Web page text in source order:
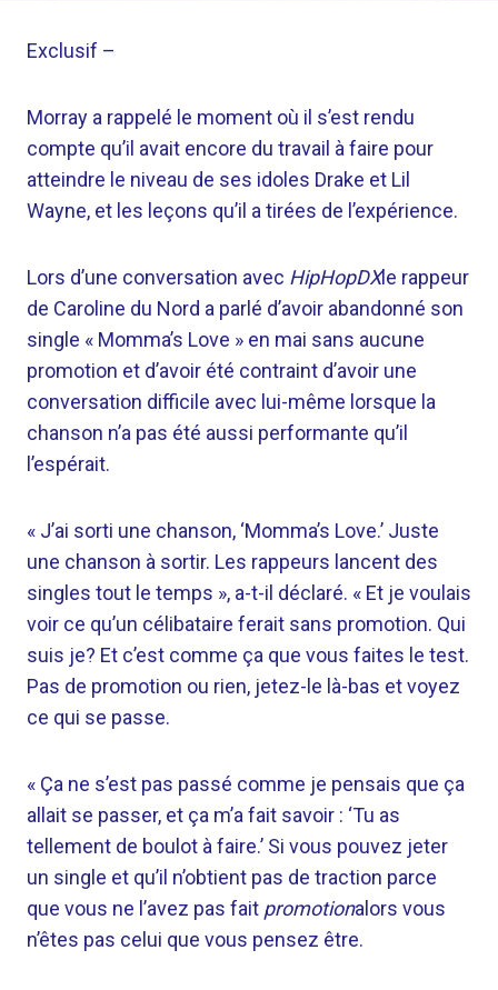
Exclusif –
Morray a rappelé le moment où il s’est rendu
compte qu’il avait encore du travail à faire pour
atteindre le niveau de ses idoles Drake et Lil
Wayne, et les leçons qu’il a tirées de l’expérience.
Lors d’une conversation avec HipHopDXle rappeur
de Caroline du Nord a parlé d’avoir abandonné son
single « Momma’s Love » en mai sans aucune
promotion et d’avoir été contraint d’avoir une
conversation difficile avec lui-même lorsque la
chanson n’a pas été aussi performante qu’il
l’espérait.
« J’ai sorti une chanson, ‘Momma’s Love.’ Juste
une chanson à sortir. Les rappeurs lancent des
singles tout le temps », a-t-il déclaré. « Et je voulais
voir ce qu’un célibataire ferait sans promotion. Qui
suis je? Et c’est comme ça que vous faites le test.
Pas de promotion ou rien, jetez-le là-bas et voyez
ce qui se passe.
« Ça ne s’est pas passé comme je pensais que ça
allait se passer, et ça m’a fait savoir : ‘Tu as
tellement de boulot à faire.’ Si vous pouvez jeter
un single et qu’il n’obtient pas de traction parce
que vous ne l’avez pas fait promotionalors vous
n’êtes pas celui que vous pensez être.